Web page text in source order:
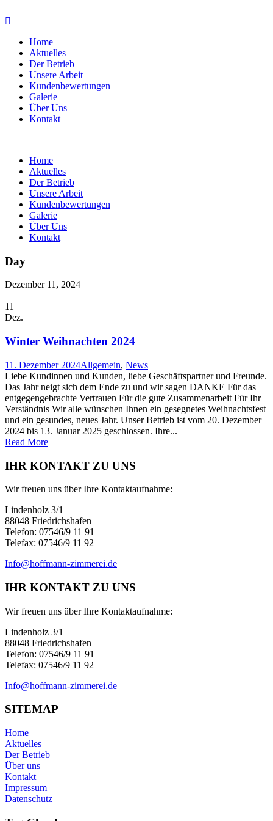
Home
Aktuelles
Der Betrieb
Unsere Arbeit
Kundenbewertungen
Galerie
Über Uns
Kontakt
Home
Aktuelles
Der Betrieb
Unsere Arbeit
Kundenbewertungen
Galerie
Über Uns
Kontakt
Day
Dezember 11, 2024
11
Dez.
Winter Weihnachten 2024
11. Dezember 2024Allgemein, News
Liebe Kundinnen und Kunden, liebe Geschäftspartner und Freunde.
Das Jahr neigt sich dem Ende zu und wir sagen DANKE Für das
entgegengebrachte Vertrauen Für die gute Zusammenarbeit Für Ihr
Verständnis Wir alle wünschen Ihnen ein gesegnetes Weihnachtsfest
und ein gesundes, neues Jahr. Unser Betrieb ist vom 20. Dezember
2024 bis 13. Januar 2025 geschlossen. Ihre...
Read More
IHR KONTAKT ZU UNS
Wir freuen uns über Ihre Kontaktaufnahme:
Lindenholz 3/1
88048 Friedrichshafen
Telefon: 07546/9 11 91
Telefax: 07546/9 11 92
Info@hoffmann-zimmerei.de
IHR KONTAKT ZU UNS
Wir freuen uns über Ihre Kontaktaufnahme:
Lindenholz 3/1
88048 Friedrichshafen
Telefon: 07546/9 11 91
Telefax: 07546/9 11 92
Info@hoffmann-zimmerei.de
SITEMAP
Home
Aktuelles
Der Betrieb
Über uns
Kontakt
Impressum
Datenschutz